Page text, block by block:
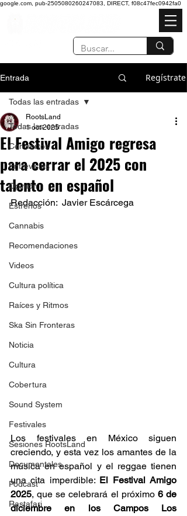
google.com, pub-2505080260247083, DIRECT, f08c47fec0942fa0
Entrada Regístrate
Todas las entradas
Conciertos
Entrevistas
Opinión
Estrenos
Cannabis
Recomendaciones
Videos
Cultura política
Raíces y Ritmos
Ska Sin Fronteras
Noticia
Cultura
Cobertura
Sound System
Festivales
Sesiones RootsLand
Documentales
Podcast
Rastafari
Todas las entradas
El Festival Amigo regresa
para cerrar el 2025 con
talento en español
RootsLand
1 oct 2025
Redacción:  Javier Escárcega
Los festivales en México siguen
creciendo, y esta vez los amantes de la
música en español y el reggae tienen
una cita imperdible: El Festival Amigo
2025, que se celebrará el próximo 6 de
diciembre en los Campos Los